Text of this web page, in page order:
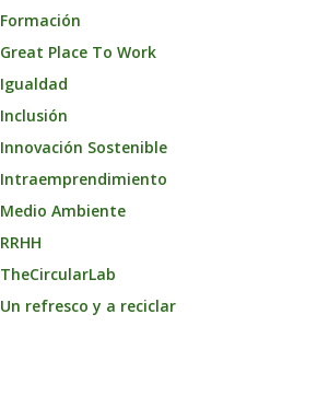
Formación
Great Place To Work
Igualdad
Inclusión
Innovación Sostenible
Intraemprendimiento
Medio Ambiente
RRHH
TheCircularLab
Un refresco y a reciclar